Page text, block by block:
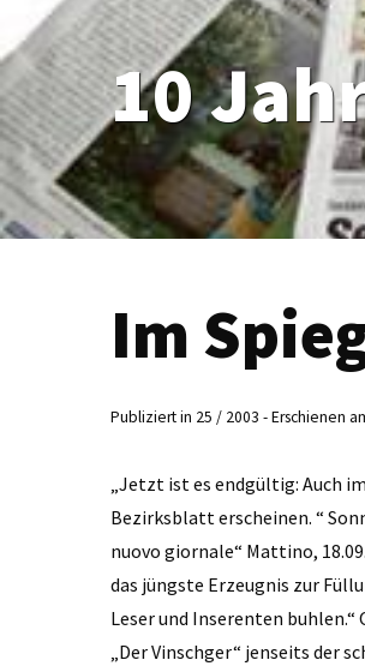
10
Im
Publiziert in 25 / 2003 - Erschienen
„Jetzt ist es endgültig: Auch
Bezirksblatt erscheinen. “
nuovo giornale“ Mattino,
das jüngste Erzeugnis zur
Leser und Inserenten
„Der Vinschger“ jenseits der